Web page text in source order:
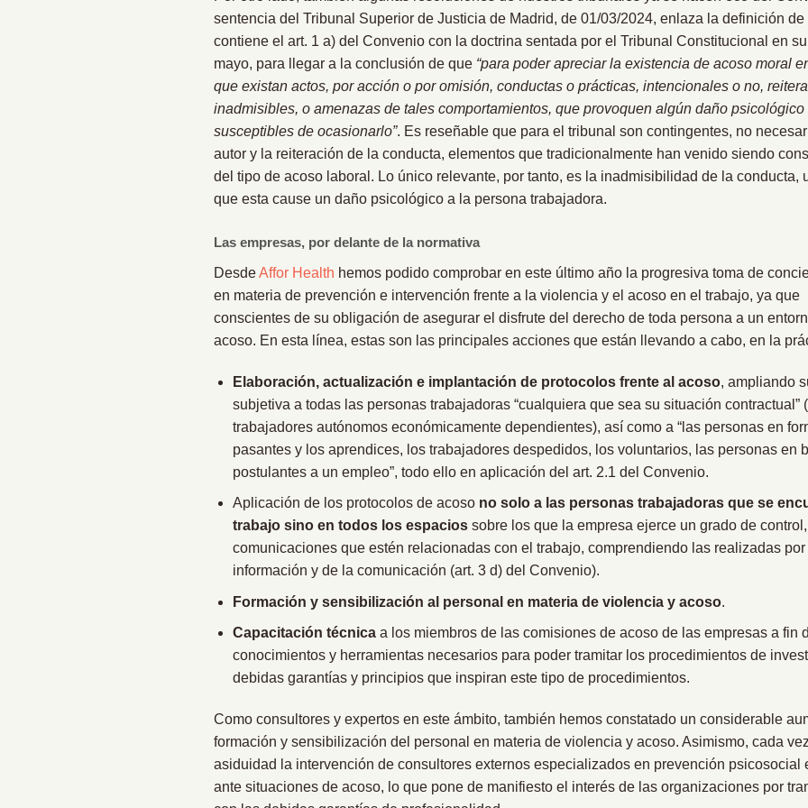
sentencia del Tribunal Superior de Justicia de Madrid, de 01/03/2024, enlaza la definición
contiene el art. 1 a) del Convenio con la doctrina sentada por el Tribunal Constitucional en
mayo, para llegar a la conclusión de que “para poder apreciar la existencia de acoso moral
que existan actos, por acción o por omisión, conductas o prácticas, intencionales o no,
inadmisibles, o amenazas de tales comportamientos, que provoquen algún daño
susceptibles de ocasionarlo”. Es reseñable que para el tribunal son contingentes, no
autor y la reiteración de la conducta, elementos que tradicionalmente han venido siendo
del tipo de acoso laboral. Lo único relevante, por tanto, es la inadmisibilidad de la conducta,
que esta cause un daño psicológico a la persona trabajadora.
Las empresas, por delante de la normativa
DesdeAffor Health hemos podido comprobar en este último año la progresiva toma de
en materia de prevención e intervención frente a la violencia y el acoso en el trabajo, ya que
conscientes de su obligación de asegurar el disfrute del derecho de toda persona a un
acoso. En esta línea, estas son las principales acciones que están llevando a cabo, en la
Elaboración, actualización e implantación de protocolos frente al acoso, ampliando
subjetiva a todas las personas trabajadoras “cualquiera que sea su situación contractual”
trabajadores autónomos económicamente dependientes), así como a “las personas en
pasantes y los aprendices, los trabajadores despedidos, los voluntarios, las personas en
postulantes a un empleo”, todo ello en aplicación del art. 2.1 del Convenio.
Aplicación de los protocolos de acoso no solo a las personas trabajadoras que se
trabajo sino en todos los espaciossobre los que la empresa ejerce un grado de
comunicaciones que estén relacionadas con el trabajo, comprendiendo las realizadas
información y de la comunicación (art. 3 d) del Convenio).
Formación y sensibilización al personal en materia de violencia y acoso.
Capacitación técnicaa los miembros de las comisiones de acoso de las empresas a fin
conocimientos y herramientas necesarios para poder tramitar los procedimientos de
debidas garantías y principios que inspiran este tipo de procedimientos.
Como consultores y expertos en este ámbito, también hemos constatado un considerable
formación y sensibilización del personal en materia de violencia y acoso. Asimismo, cada
asiduidad la intervención de consultores externos especializados en prevención psicosocial
ante situaciones de acoso, lo que pone de manifiesto el interés de las organizaciones por